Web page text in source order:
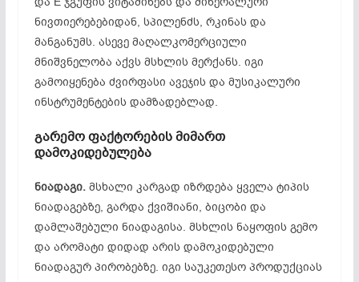
ნივთიერებებიდან, სპილენძს, რკინას და
მანგანუმს. ასევე მაღალკომერციული
მნიშვნელობა აქვს მსხლის მერქანს. იგი
გამოიყენება ძვირფასი ავეჯის და მუსიკალური
ინსტრუმენტების დამზადებლად.
გარემოფაქტორებისმიმართ
დამოკიდებულება
ნიადაგი. მსხალი კარგად იზრდება ყველა ტიპის
ნიადაგებზე, გარდა ქვიშიანი, ბიცობი და
დამლაშებული ნიადაგისა. მსხლის ნაყოფის გემო
და არომატი დიდად არის დამოკიდებული
ნიადაგურ პირობებზე. იგი საუკეთესო პროდუქციას